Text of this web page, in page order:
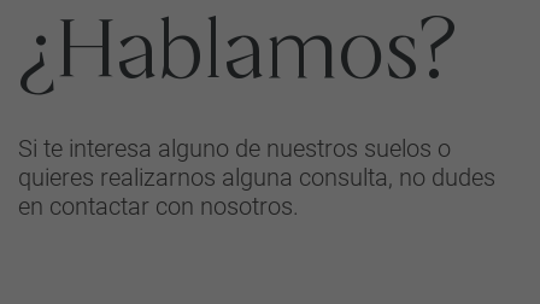
¿Hablamos?
Si te interesa alguno de nuestros suelos o
quieres realizarnos alguna consulta, no dudes
en contactar con nosotros.